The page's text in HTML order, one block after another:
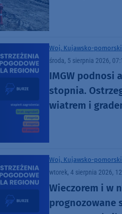
Woj. Kujawsko-
środa, 5 sierpnia 2026,
IMGW podnosi
stopnia.
wiatrem i
Woj. Kujawsko-
wtorek, 4 sierpnia 2026,
Wieczorem i w
prognozowane